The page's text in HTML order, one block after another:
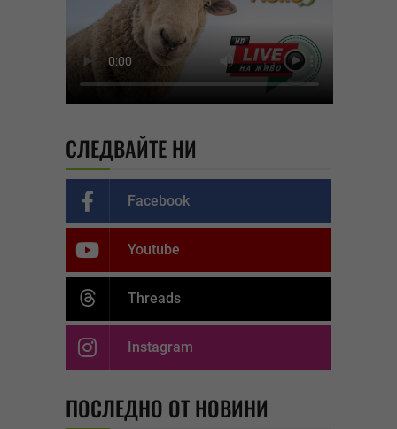
СЛЕДВАЙТЕ НИ
Facebook
Youtube
Threads
Instagram
ПОСЛЕДНО ОТ НОВИНИ